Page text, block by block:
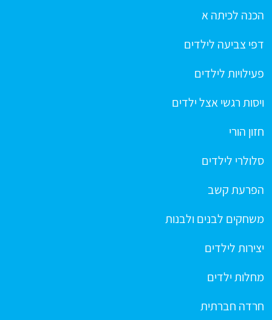
הכנה לכיתה א
דפי צביעה לילדים
פעילויות לילדים
ויסות רגשי אצל ילדים
חזון הורי
סלולרי לילדים
הפרעת קשב
משחקים לבנים ולבנות
יצירות לילדים
מחלות ילדים
חרדה חברתית